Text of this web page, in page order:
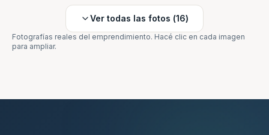
Ver todas las fotos (16)
Fotografías reales del emprendimiento. Hacé clic en cada imagen
para ampliar.